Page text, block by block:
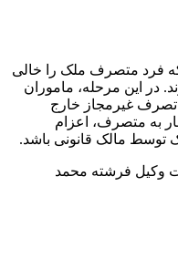
فرد متصرف ملک را خالی
در این مرحله، ماموران
غیرمجاز خارج
به متصرف، اعزام
توسط مالک قانونی باشد.